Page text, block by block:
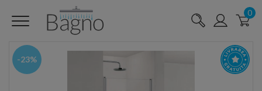
0
-23%